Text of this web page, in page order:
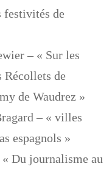
festivités de
– « Sur les
Récollets de
de Waudrez »
– « villes
espagnols »
Du journalisme au